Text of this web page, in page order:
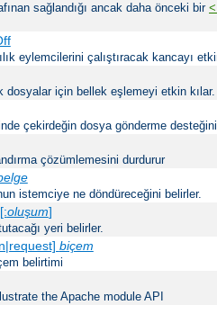
sağlandığı ancak daha önceki bir
eylemcilerini çalıştıracak kancayı
dosyalar için bellek eşlemeyi etkin kılar.
çekirdeğin dosya gönderme
çözümlemesini durdurur
istemciye ne döndüreceğini belirler.
oluşum]
yeri belirler.
biçem
belirtimi
the Apache module API